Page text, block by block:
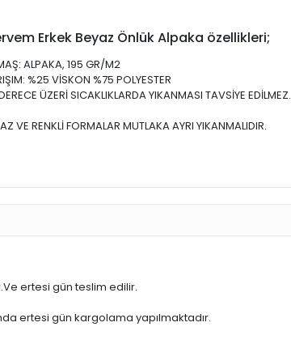
Erkek Beyaz Önlük Alpaka özellikleri;
ALPAKA, 195 GR/M2
%25 VİSKON %75 POLYESTER
ÜZERİ SICAKLIKLARDA YIKANMASI TAVSİYE EDİLMEZ.
VE RENKLİ FORMALAR MUTLAKA AYRI YIKANMALIDIR.
ertesi gün teslim edilir.
ertesi gün kargolama yapılmaktadır.